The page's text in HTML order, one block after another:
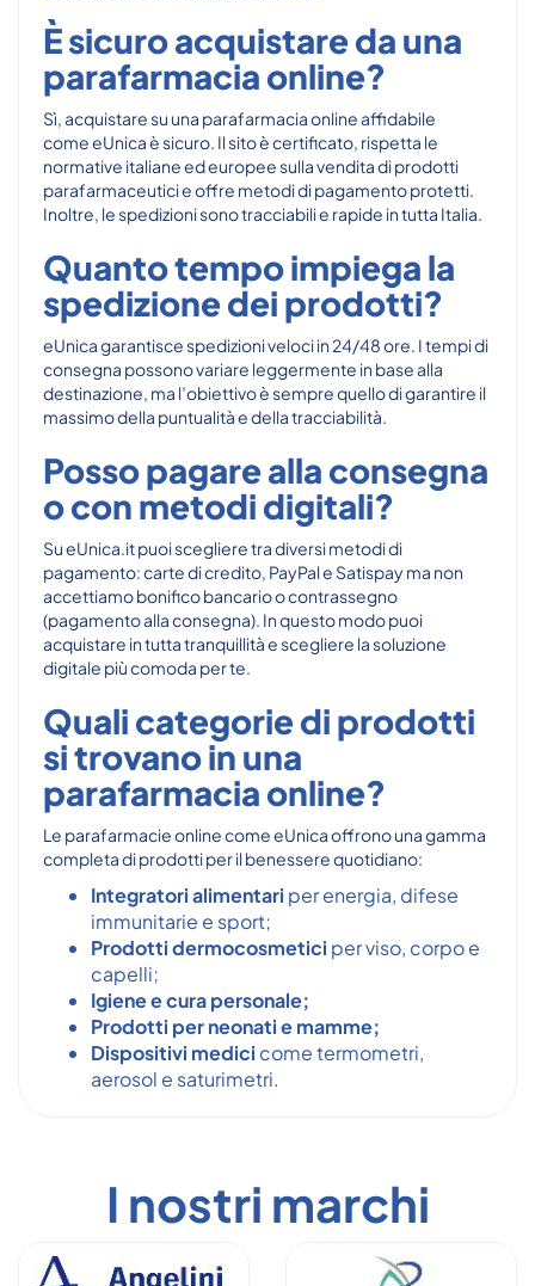
È sicuro acquistare da una
parafarmacia online?
Sì, acquistare su una parafarmacia online affidabile
come eUnica è sicuro. Il sito è certificato, rispetta le
normative italiane ed europee sulla vendita di prodotti
parafarmaceutici e offre metodi di pagamento protetti.
Inoltre, le spedizioni sono tracciabili e rapide in tutta Italia.
Quanto tempo impiega la
spedizione dei prodotti?
eUnica garantisce spedizioni veloci in 24/48 ore. I tempi di
consegna possono variare leggermente in base alla
destinazione, ma l’obiettivo è sempre quello di garantire il
massimo della puntualità e della tracciabilità.
Posso pagare alla consegna
o con metodi digitali?
Su eUnica.it puoi scegliere tra diversi metodi di
pagamento: carte di credito, PayPal e Satispay ma non
accettiamo bonifico bancario o contrassegno
(pagamento alla consegna). In questo modo puoi
acquistare in tutta tranquillità e scegliere la soluzione
digitale più comoda per te.
Quali categorie di prodotti
si trovano in una
parafarmacia online?
Le parafarmacie online come eUnica offrono una gamma
completa di prodotti per il benessere quotidiano:
Integratori alimentari per energia, difese
immunitarie e sport;
Prodotti dermocosmetici per viso, corpo e
capelli;
Igiene e cura personale;
Prodotti per neonati e mamme;
Dispositivi medici come termometri,
aerosol e saturimetri.
I nostri marchi